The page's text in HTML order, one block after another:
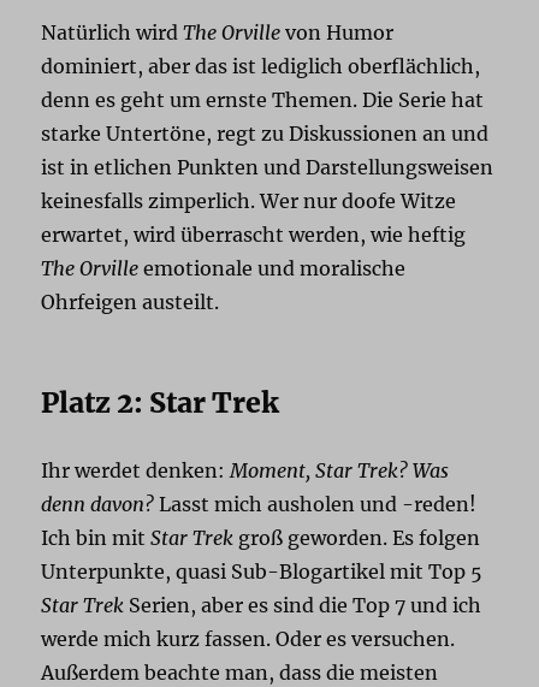
Natürlich wirdThe Orville von Humor
dominiert, aber das ist lediglich oberflächlich,
denn es geht um ernste Themen. Die Serie hat
starke Untertöne, regt zu Diskussionen an und
ist in etlichen Punkten und Darstellungsweisen
keinesfalls zimperlich. Wer nur doofe Witze
erwartet, wird überrascht werden, wie heftig
The Orville emotionale und moralische
Ohrfeigen austeilt.
Platz 2: Star Trek
Ihr werdet denken:Moment, Star Trek? Was
denn davon? Lasst mich ausholen und -reden!
Ich bin mitStar Trek groß geworden. Es folgen
Unterpunkte, quasi Sub-Blogartikel mit Top 5
Star Trek Serien, aber es sind die Top 7 und ich
werde mich kurz fassen. Oder es versuchen.
Außerdem beachte man, dass die meisten